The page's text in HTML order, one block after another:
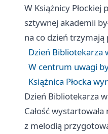
W Książnicy
sztywnej akademii
na co dzień
Dzień Bibliotekarza
W centrum uwagi
Książnica Płocka
Dzień Bibliotekarza
Całość
z melodią